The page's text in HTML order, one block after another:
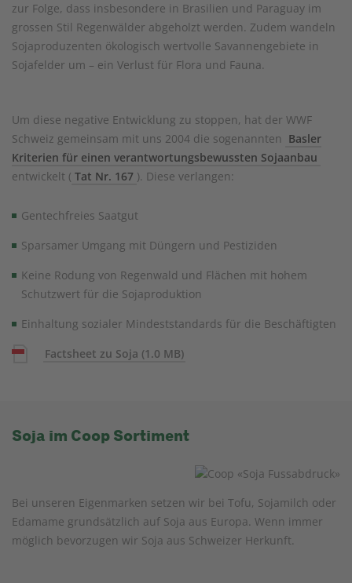
zur Folge, dass insbesondere in Brasilien und Paraguay im
grossen Stil Regenwälder abgeholzt werden. Zudem wandeln
Sojaproduzenten ökologisch wertvolle Savannengebiete in
Sojafelder um – ein Verlust für Flora und Fauna.
Um diese negative Entwicklung zu stoppen, hat der WWF
Schweiz gemeinsam mit uns 2004 die sogenannten Basler
Kriterien für einen verantwortungsbewussten Sojaanbau
entwickelt ( Tat Nr. 167 ). Diese verlangen:
Gentechfreies Saatgut
Sparsamer Umgang mit Düngern und Pestiziden
Keine Rodung von Regenwald und Flächen mit hohem
Schutzwert für die Sojaproduktion
Einhaltung sozialer Mindeststandards für die Beschäftigten
Factsheet zu Soja (1.0 MB)
Soja im Coop Sortiment
Bei unseren Eigenmarken setzen wir bei Tofu, Sojamilch oder
Edamame grundsätzlich auf Soja aus Europa. Wenn immer
möglich bevorzugen wir Soja aus Schweizer Herkunft.